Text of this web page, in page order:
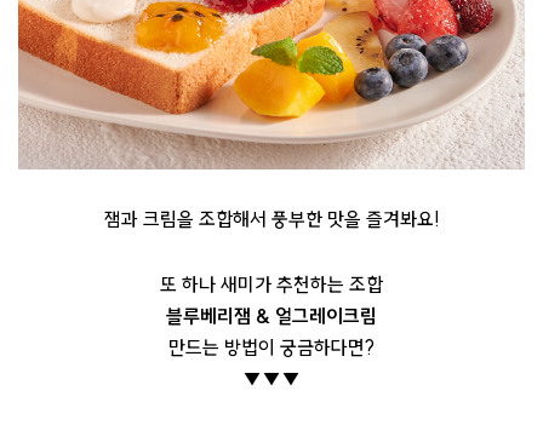
잼과 크림을 조합해서 풍부한 맛을 즐겨봐요!
또 하나 새미가 추천하는 조합
블루베리잼 & 얼그레이크림
만드는 방법이 궁금하다면?
▼▼▼